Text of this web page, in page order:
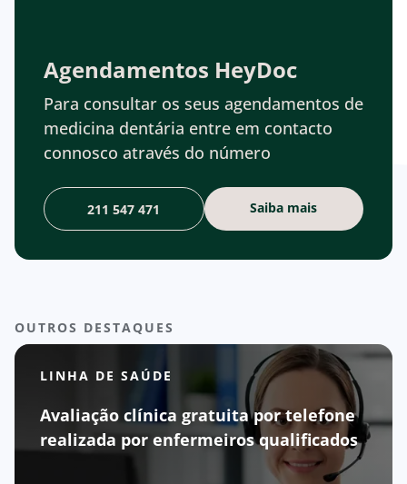
Agendamentos HeyDoc
Para consultar os seus agendamentos de
medicina dentária entre em contacto
connosco através do número
211 547 471 Saiba mais
OUTROS DESTAQUES
LINHA DE SAÚDE
Avaliação clínica gratuita por telefone
realizada por enfermeiros qualificados